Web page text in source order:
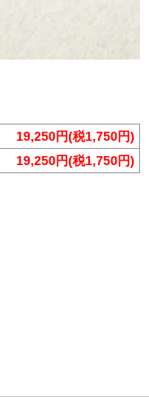
19,250円(税1,750円)
19,250円(税1,750円)